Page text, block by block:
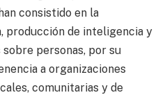
consistido en la
producción de inteligencia y
personas, por su
a organizaciones
comunitarias y de